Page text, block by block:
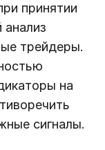
принятии
анализ
трейдеры.
на
сигналы.